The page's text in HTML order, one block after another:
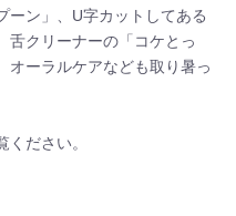
ーン」、U字カットしてある
舌クリーナーの「コケとっ
オーラルケアなども取り暑っ
ださい。